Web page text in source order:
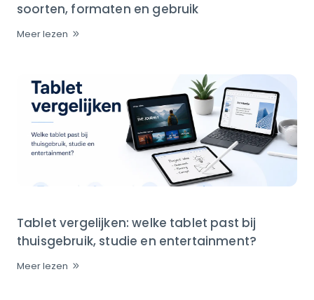
soorten, formaten en gebruik
Meer lezen
Tablet vergelijken: welke tablet past bij
thuisgebruik, studie en entertainment?
Meer lezen